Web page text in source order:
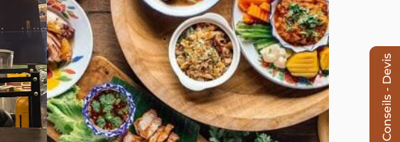
Conseils - Devis